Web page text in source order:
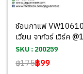
ช้อนกาแฟ
เวียน จากัวร์ เวิร์ค
SKU : 200259
฿175฿99